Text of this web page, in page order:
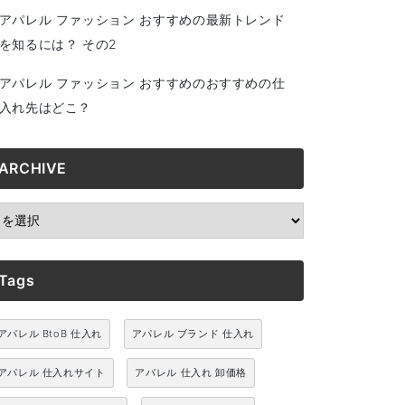
パレル ファッション おすすめの最新トレンド
知るには？ その2
パレル ファッション おすすめのおすすめの仕
れ先はどこ？
パレル BtoB 仕入れ アパレル ブランド 仕入れ
パレル 仕入れサイト アパレル 仕入れ 卸価格